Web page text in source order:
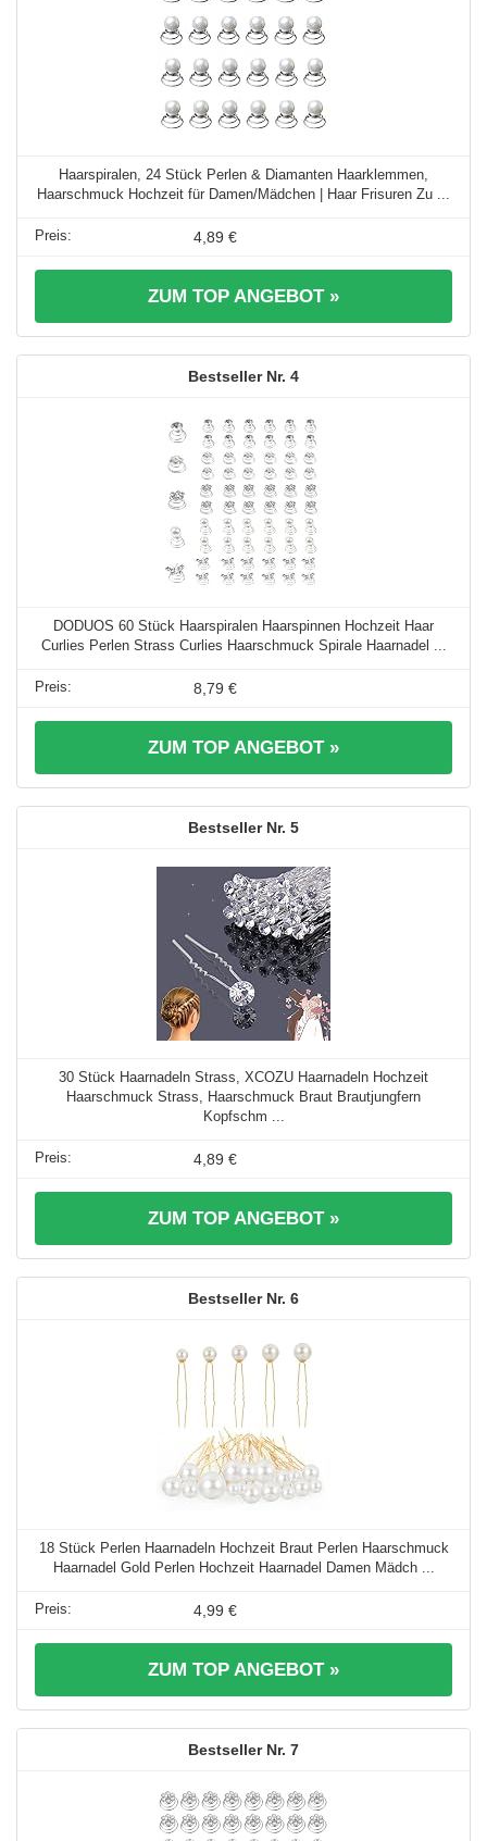
Haarspiralen, 24 Stück Perlen & Diamanten Haarklemmen,
Haarschmuck Hochzeit für Damen/Mädchen | Haar Frisuren Zu ...
4,89 €
ZUM TOP ANGEBOT »
4
DODUOS 60 Stück Haarspiralen Haarspinnen Hochzeit Haar
Curlies Perlen Strass Curlies Haarschmuck Spirale Haarnadel ...
8,79 €
ZUM TOP ANGEBOT »
5
30 Stück Haarnadeln Strass, XCOZU Haarnadeln Hochzeit
Haarschmuck Strass, Haarschmuck Braut Brautjungfern
Kopfschm ...
4,89 €
ZUM TOP ANGEBOT »
6
18 Stück Perlen Haarnadeln Hochzeit Braut Perlen Haarschmuck
Haarnadel Gold Perlen Hochzeit Haarnadel Damen Mädch ...
4,99 €
ZUM TOP ANGEBOT »
7